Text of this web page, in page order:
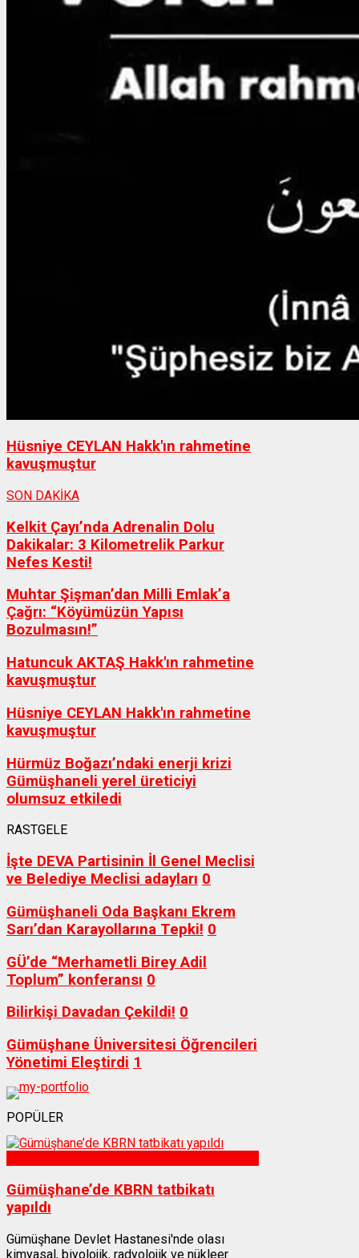
Hüsniye CEYLAN Hakk'ın rahmetine
kavuşmuştur
SON DAKİKA
Kelkit Çayı’nda Adrenalin Dolu
Dakikalar: 3 Kilometrelik Parkur
Nefes Kesti!
Muhtar Şişman’dan Milli Emlak’a
Çağrı: “Köyümüzün Yapısı
Bozulmasın!”
Hatuncuk AKTAŞ Hakk'ın rahmetine
kavuşmuştur
Hüsniye CEYLAN Hakk'ın rahmetine
kavuşmuştur
Hürmüz Boğazı’ndaki enerji krizi
Gümüşhaneli yerel üreticiyi
olumsuz etkiledi
RASTGELE
İşte DEVA Partisinin İl Genel Meclisi
ve Belediye Meclisi adayları 0
Gümüşhaneli Oda Başkanı Ekrem
Sarı’dan Karayollarına Tepki! 0
GÜ’de “Merhametli Birey Adil
Toplum” konferansı 0
Bilirkişi Davadan Çekildi! 0
Gümüşhane Üniversitesi Öğrencileri
Yönetimi Eleştirdi 1
POPÜLER
Gümüşhane’de KBRN tatbikatı
yapıldı
Gümüşhane Devlet Hastanesi'nde olası
kimyasal, biyolojik, radyolojik ve nükleer